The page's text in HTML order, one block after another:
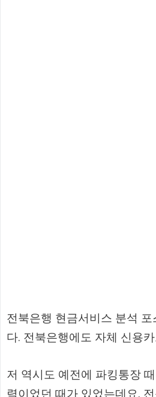
전북은행 현금서비스 분석
다. 전북은행에도 자체 신용
저 역시도 예전에 파킹통장
력이었던 때가 있었는데요.